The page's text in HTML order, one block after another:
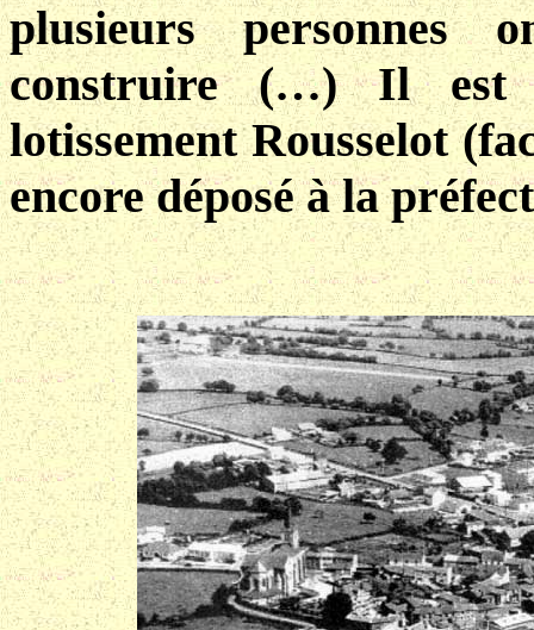
plusieurs personnes
construire (…) Il est
lotissement Rousselot
encore déposé à la